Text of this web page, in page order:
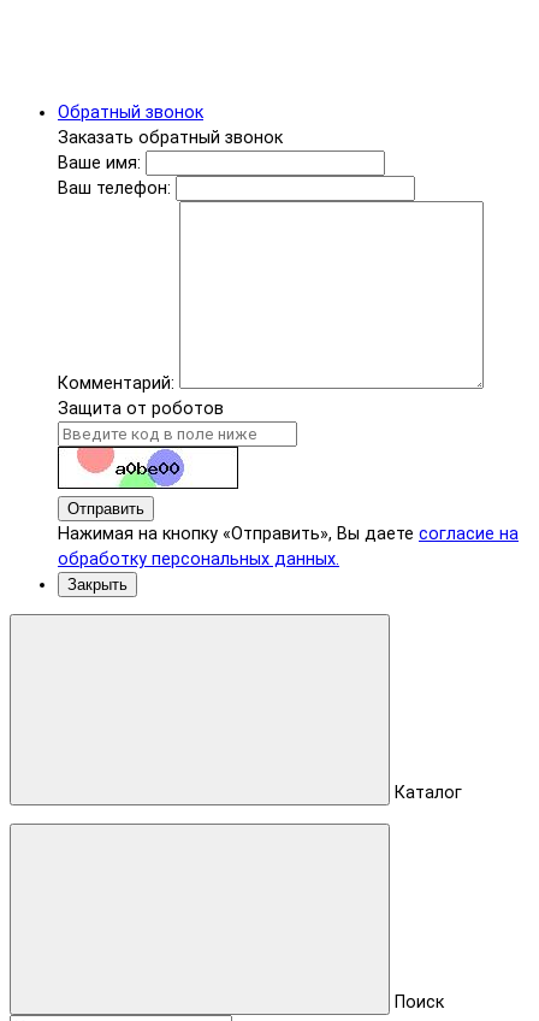
Обратный звонок
Заказать обратный звонок
Ваше имя:
Ваш телефон:
Комментарий:
Защита от роботов
Отправить
Нажимая на кнопку «Отправить», Вы даете согласие на
обработку персональных данных.
Закрыть
Каталог
Поиск